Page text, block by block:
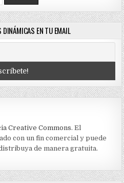
EN TU EMAIL
Creative Commons. El
con un fin comercial y puede
de manera gratuita.